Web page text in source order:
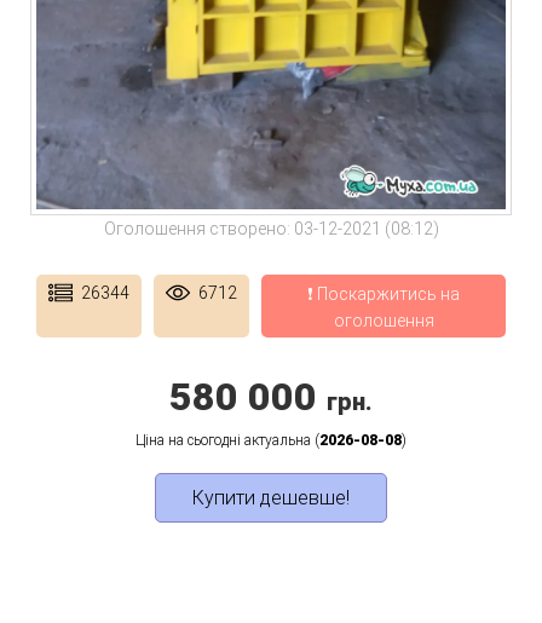
Оголошення створено: 03-12-2021 (08:12)
26344 6712
❗ Поскаржитись на
оголошення
580 000 грн.
Ціна на сьогодні актуальна (2026-08-08)
Купити дешевше!